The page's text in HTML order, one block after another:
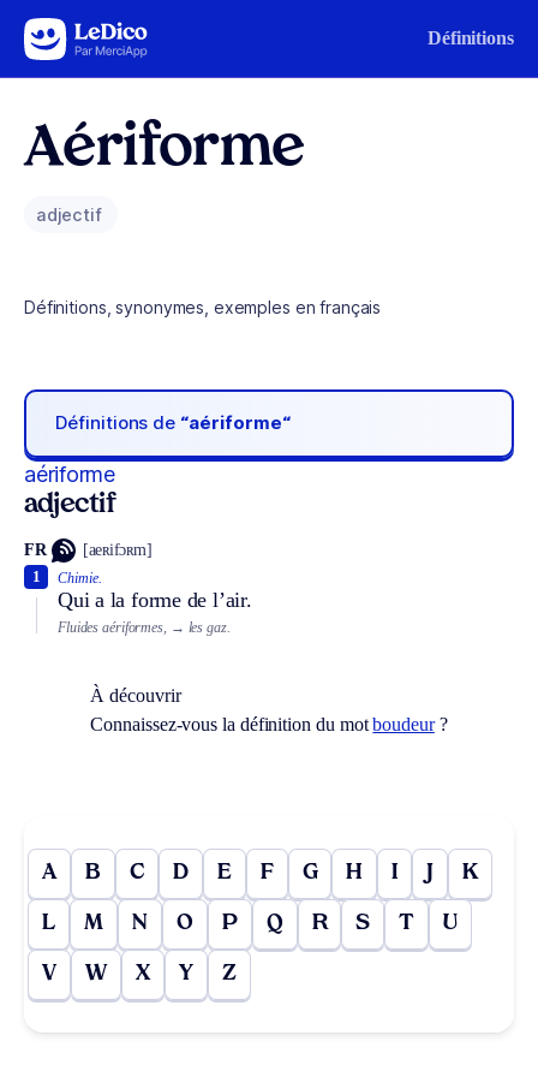
Aller au contenu Définitions
Aériforme
adjectif
Définitions, synonymes, exemples en français
Définitions de “aériforme“
aériforme
adjectif
FR [aeʀifɔʀm]
Chimie.
Qui a la forme de l’air.
1
Fluides aériformes, → les gaz.
À découvrir
Connaissez-vous la définition du motboudeur?
A B C D E F G H I J K
L M N O P Q R S T U
V W X Y Z